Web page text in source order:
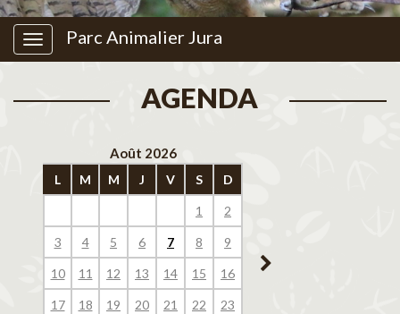
Parc Animalier Jura
AGENDA
Août 2026
L M M J V S D
1 2
3 4 5 6 7 8 9
10 11 12 13 14 15 16
17 18 19 20 21 22 23
14